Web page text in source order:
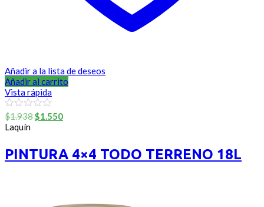
Añadir a la lista de deseos
Añadir al carrito
Vista rápida
0
out
of
$1.938El
era:
$1.938.
$1.550El
es:
$1.550.
Laquín
PINTURA 4×4 TODO TERRENO 18L